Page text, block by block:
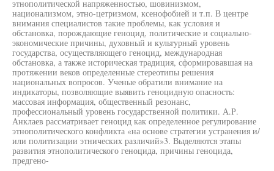
этнополитической напряженностью, шовинизмом,
национализмом, этно-цетризмом, ксенофобией и т.п. В центре
внимания специалистов такие проблемы, как условия и
обстановка, порождающие геноцид, политические и социально-
экономические причины, духовный и культурный уровень
государства, осуществляющего геноцид, международная
обстановка, а также историческая традиция, сформировавшая на
протяжении веков определенные стереотипы решения
национальных вопросов. Ученые обратили внимание на
индикаторы, позволяющие выявить геноцидную опасность:
массовая информация, общественный резонанс,
профессиональный уровень государственной политики. А.Р.
Анклаев рассматривает геноцид как определенное регулирование
этнополитического конфликта «на основе стратегии устранения и/
или политизации этнических различий»3. Выделяются этапы
развития этнополитического геноцида, причины геноцида,
предгено-